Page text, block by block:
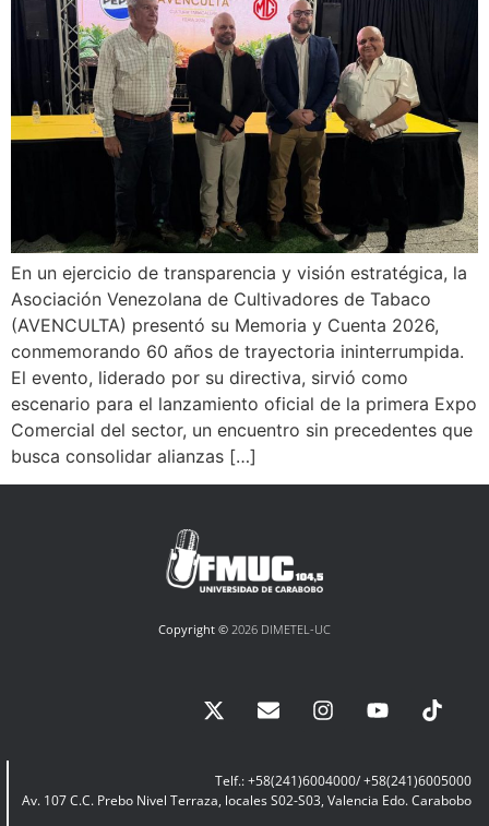
En un ejercicio de transparencia y visión estratégica, la
Asociación Venezolana de Cultivadores de Tabaco
(AVENCULTA) presentó su Memoria y Cuenta 2026,
conmemorando 60 años de trayectoria ininterrumpida.
El evento, liderado por su directiva, sirvió como
escenario para el lanzamiento oficial de la primera Expo
Comercial del sector, un encuentro sin precedentes que
busca consolidar alianzas […]
Copyright © 2026 DIMETEL-UC
Telf.: +58(241)6004000/ +58(241)6005000
Av. 107 C.C. Prebo Nivel Terraza, locales S02-S03, Valencia Edo. Carabobo